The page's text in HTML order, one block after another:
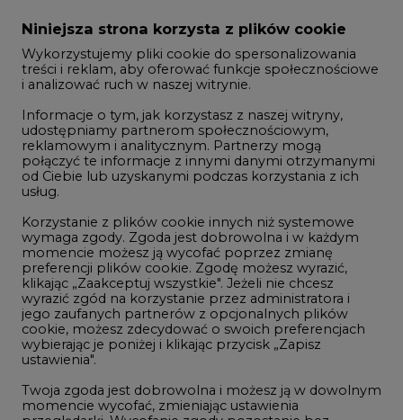
Zmiany kadrowe na rynku
Studio CIRE
Rozmowy o energetyce
Gospodarka
Geopolityka
LTE450
Innowacje i AI
Telekomunikacja i IT
Handel emisjami CO2
Wodór
Górnictwo
Niniejsza strona korzysta z plików cookie
Wykorzystujemy pliki cookie do spersonalizowania
treści i reklam, aby oferować funkcje społecznościowe
i analizować ruch w naszej witrynie.
Informacje o tym, jak korzystasz z naszej witryny,
udostępniamy partnerom społecznościowym,
reklamowym i analitycznym. Partnerzy mogą
połączyć te informacje z innymi danymi otrzymanymi
od Ciebie lub uzyskanymi podczas korzystania z ich
usług.
Korzystanie z plików cookie innych niż systemowe
wymaga zgody. Zgoda jest dobrowolna i w każdym
momencie możesz ją wycofać poprzez zmianę
preferencji plików cookie. Zgodę możesz wyrazić,
klikając „Zaakceptuj wszystkie". Jeżeli nie chcesz
wyrazić zgód na korzystanie przez administratora i
jego zaufanych partnerów z opcjonalnych plików
cookie, możesz zdecydować o swoich preferencjach
wybierając je poniżej i klikając przycisk „Zapisz
ustawienia".
Twoja zgoda jest dobrowolna i możesz ją w dowolnym
momencie wycofać, zmieniając ustawienia